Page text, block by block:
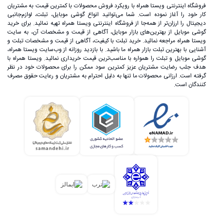
فروشگاه اینترنتی ویستا همراه با رویکرد فروش محصولات با کمترین قیمت به مشتریان
کار خود را آغاز نموده است. شما می‌توانید انواع گوشی موبایل، تبلت، لوازم‌جانبی
دیجیتال را ارزان‌تر از همه‌جا از فروشگاه اینترنتی ویستا همراه تهیه نمائید. برای خرید
گوشی موبایل از بهترین‌های بازار موبایل، آگاهی از قیمت و مشخصات آن، به ‌سایت
ویستا همراه مراجعه نمائید. خرید تبلت با کیفیت، آگاهی از قیمت و مشخصات تبلت و
آشنایی با بهترین تبلت بازار همراه ما باشید. با بازدید روزانه از وب‌سایت ویستا همراه،
گوشی موبایل و تبلت را همواره با مناسب‌ترین قیمت خریداری نمائید. ویستا همراه با
هدف جلب رضایت مشتریان عزیز کمترین سود ممکن را برای محصولات خود در نظر
گرفته است. ارزانی محصولات ما تنها به دلیل احترام به مشتریان و رعایت حقوق مصرف
کنندگان است.